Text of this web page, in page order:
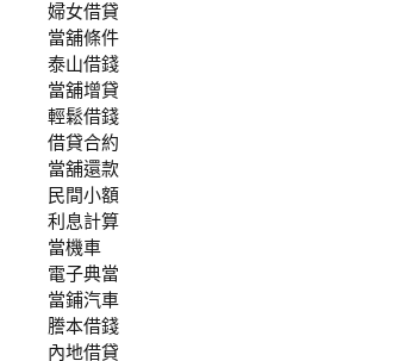
婦女借貸
當舖條件
泰山借錢
當舖增貸
輕鬆借錢
借貸合約
當舖還款
民間小額
利息計算
當機車
電子典當
當鋪汽車
謄本借錢
內地借貸